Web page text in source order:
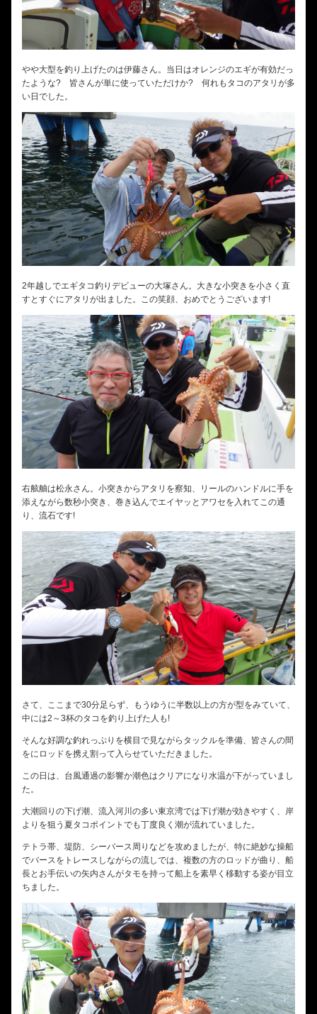
やや大型を釣り上げたのは伊藤さん。当日はオレンジのエギが有効だっ
たような? 皆さんが単に使っていただけか? 何れもタコのアタリが多
い日でした。
2年越しでエギタコ釣りデビューの大塚さん。大きな小突きを小さく直
すとすぐにアタリが出ました。この笑顔、おめでとうございます!
右舷舳は松永さん。小突きからアタリを察知、リールのハンドルに手を
添えながら数秒小突き、巻き込んでエイヤッとアワセを入れてこの通
り、流石です!
さて、ここまで30分足らず、もうゆうに半数以上の方が型をみていて、
中には2～3杯のタコを釣り上げた人も!
そんな好調な釣れっぷりを横目で見ながらタックルを準備、皆さんの間
をにロッドを携え割って入らせていただきました。
この日は、台風通過の影響か潮色はクリアになり水温が下がっていまし
た。
大潮回りの下げ潮、流入河川の多い東京湾では下げ潮が効きやすく、岸
よりを狙う夏タコポイントでも丁度良く潮が流れていました。
テトラ帯、堤防、シーバース周りなどを攻めましたが、特に絶妙な操船
でバースをトレースしながらの流しでは、複数の方のロッドが曲り、船
長とお手伝いの矢内さんがタモを持って船上を素早く移動する姿が目立
ちました。